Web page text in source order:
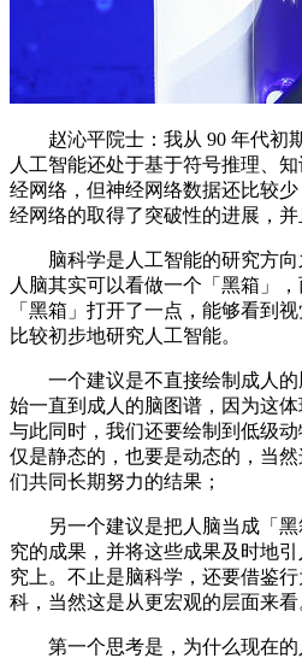
赵沁平院士：我从 90 年代初
人工智能还处于基于符号推理、
经网络，但神经网络数据还比较
经网络的取得了突破性的进展，并
脑科学是人工智能的研究方向
人脑其实可以看做一个「黑箱」
「黑箱」打开了一点，能够看到
比较初步地研究人工智能。
一个建议是不直接绘制成人的
始一直到成人的脑图谱，因为这体
与此同时，我们还要绘制到低级
仅是静态的，也要是动态的，当
们共同长期努力的结果；
另一个建议是把人脑当成「黑
究的成果，并将这些成果及时地
究上。不止是脑科学，还要借鉴
科，当然这是从更宏观的层面来看
第一个思考是，为什么现在的